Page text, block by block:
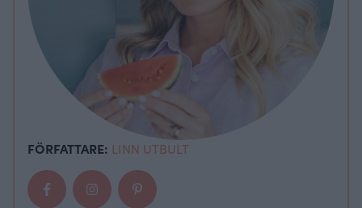
FÖRFATTARE: LINN UTBULT